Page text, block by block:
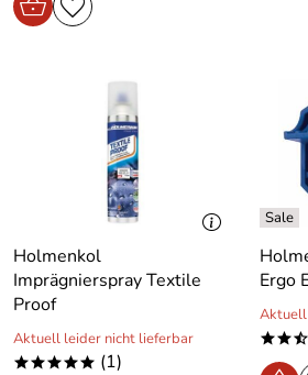
Holmenkol
Imprägnierspray Textile
Proof
Aktuell leider nicht lieferbar
***** (1)
Ergo
**/